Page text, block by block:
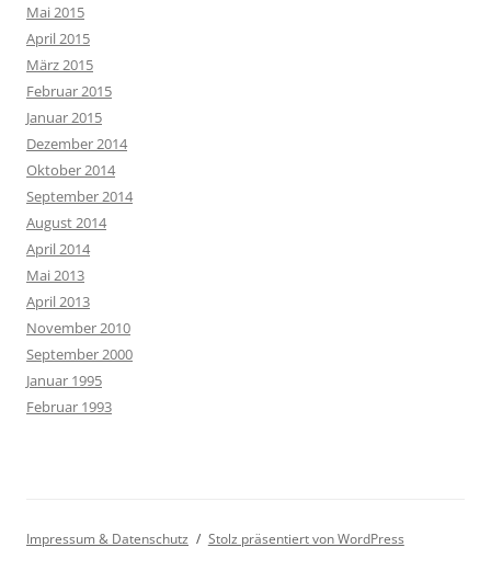
Mai 2015
April 2015
März 2015
Februar 2015
Januar 2015
Dezember 2014
Oktober 2014
September 2014
August 2014
April 2014
Mai 2013
April 2013
November 2010
September 2000
Januar 1995
Februar 1993
Impressum & Datenschutz Stolz präsentiert von WordPress